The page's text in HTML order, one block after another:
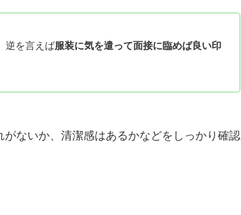
逆を言えば服装に気を遣って面接に臨めば良い印
ないか、清潔感はあるかなどをしっかり確認